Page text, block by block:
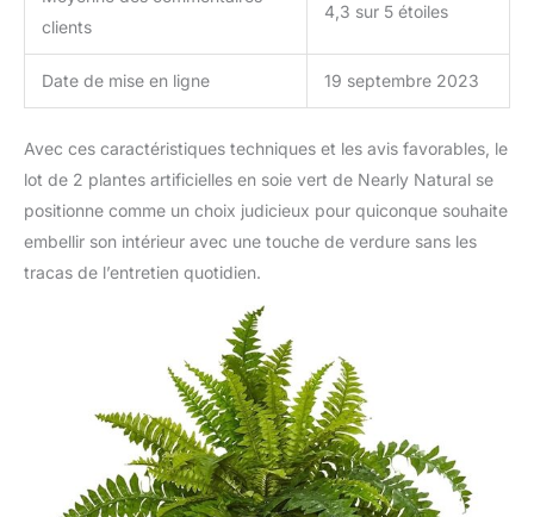
clients
4,3 sur 5 étoiles
Date de mise en ligne 19 septembre 2023
Avec ces caractéristiques techniques et les avis favorables, le
lot de 2 plantes artificielles en soie vert de Nearly Natural se
positionne comme un choix judicieux pour quiconque souhaite
embellir son intérieur avec une touche de verdure sans les
tracas de l’entretien quotidien.